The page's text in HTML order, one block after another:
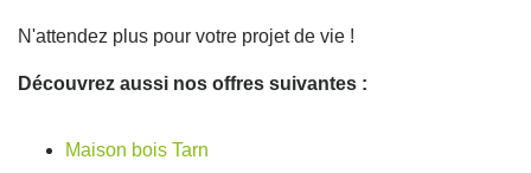
N'attendez plus pour votre projet de vie !
Découvrez aussi nos offres suivantes :
Maison bois Tarn